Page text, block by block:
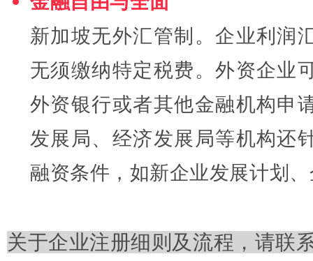
新加坡无外汇管制。企业利润
无须缴纳特定税费。外资企业
外资银行或者其他金融机构申
发展局、经济发展局等机构还
融资条件，如新企业发展计划
关于企业注册细则及流程，请联